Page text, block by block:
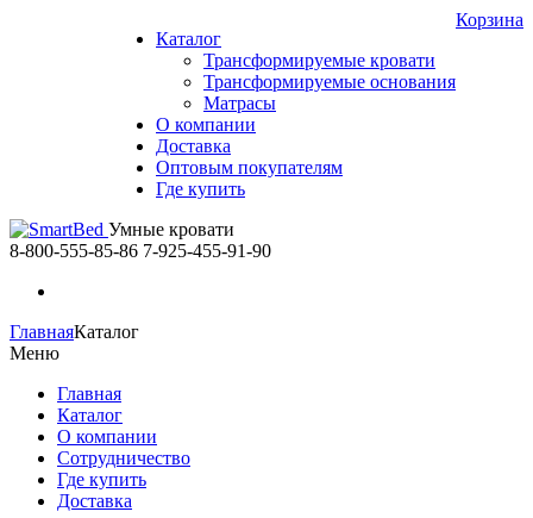
Каталог
Трансформируемые кровати
Трансформируемые основания
Матрасы
О компании
Доставка
Оптовым покупателям
Где купить
Корзина
Умные кровати
8-800-555-85-86 7-925-455-91-90
ГлавнаяКаталог
Меню
Главная
Каталог
О компании
Сотрудничество
Где купить
Доставка